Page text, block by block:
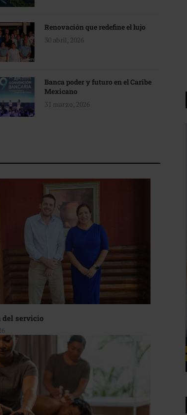
Renovación que redefine el lujo
30 abril, 2026
Banca poder y futuro en el Caribe
Mexicano
31 marzo, 2026
del servicio